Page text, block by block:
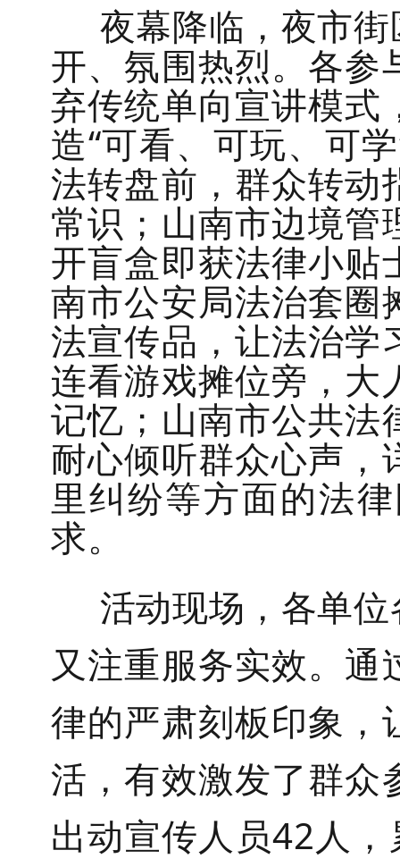
夜幕降临，夜市
开、氛围热烈。各参
弃传统单向宣讲模式
造“可看、可玩、可
法转盘前，群众转动
常识；山南市边境管
开盲盒即获法律小贴
南市公安局法治套圈
法宣传品，让法治学
连看游戏摊位旁，大
记忆；山南市公共法
耐心倾听群众心声，
里纠纷等方面的法
求。
活动现场，各单
又注重服务实效。
律的严肃刻板印象，
活，有效激发了群众
出动宣传人员42人